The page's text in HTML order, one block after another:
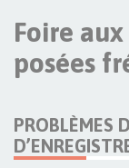
Foire
posées
PROBLÈMES